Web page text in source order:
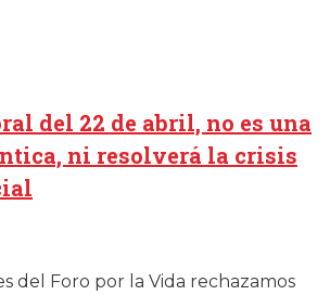
del 22 de abril, no es una
ni resolverá la crisis
del Foro por la Vida rechazamos